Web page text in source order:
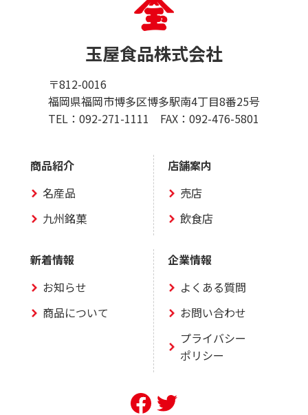
玉屋食品株式会社
〒812-0016
福岡県福岡市博多区博多駅南4丁目8番25号
TEL： 092-271-1111 FAX：092-476-5801
商品紹介
名産品
九州銘菓
店舗案内
売店
飲食店
新着情報
お知らせ
商品について
企業情報
よくある質問
お問い合わせ
プライバシー
ポリシー